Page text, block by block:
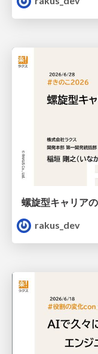
螺旋型キャリア
rakus_dev